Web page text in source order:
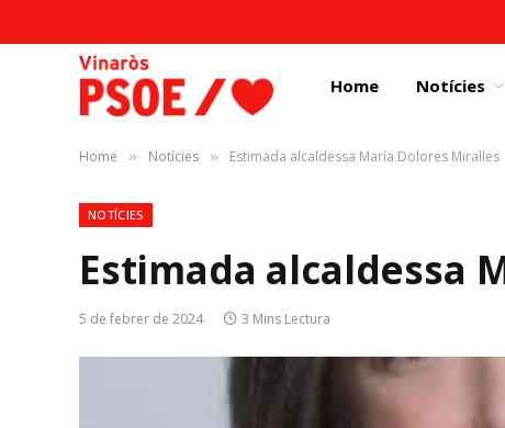
Home Notícies
Home » Notícies » Estimada alcaldessa María Dolores Miralles
NOTÍCIES
Estimada alcaldessa
5 de febrer de 2024 3 Mins Lectura